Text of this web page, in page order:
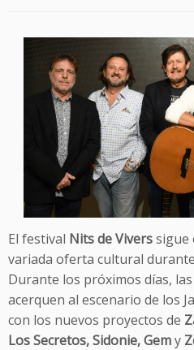
El festival Nits de Viverssigue
variada oferta cultural
Durante los próximos días,
acerquen al escenario de los
con los nuevos proyectos de
Los Secretos, Sidonie, Gemy